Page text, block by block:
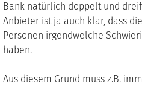
Bank natürlich doppelt und
Anbieter ist ja auch klar, dass
Personen irgendwelche
haben.
Aus diesem Grund muss z.B.